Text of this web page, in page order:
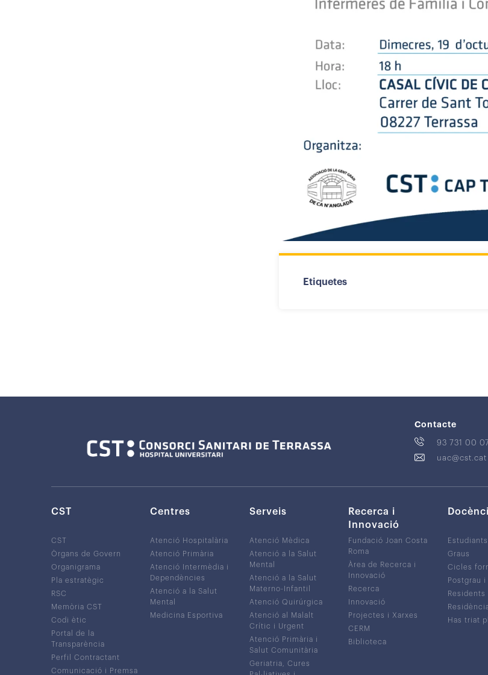
Etiquetes
Contacte
93 731 00 07
uac@cst.cat
CST
CST
Òrgans de Govern
Organigrama
Pla estratègic
RSC
Memòria CST
Codi ètic
Portal de la
Transparència
Perfil Contractant
Comunicació i Premsa
Centres
Atenció Hospitalària
Atenció Primària
Atenció Intermèdia i
Dependències
Atenció a la Salut
Mental
Medicina Esportiva
Serveis
Atenció Mèdica
Atenció a la Salut
Mental
Atenció a la Salut
Materno-Infantil
Atenció Quirúrgica
Atenció al Malalt
Crític i Urgent
Atenció Primària i
Salut Comunitària
Geriatria, Cures
Recerca i
Innovació
Fundació Joan Costa
Roma
Àrea de Recerca i
Innovació
Recerca
Innovació
Projectes i Xarxes
CERM
Biblioteca
Estudiants
Graus
Cicles
Postgrau i
Residents
Has triat